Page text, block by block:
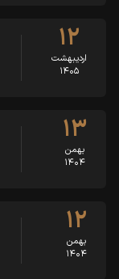
۱۲
اردیبهشت
۱۴۰۵
۱۳
بهمن
۱۴۰۴
۱۲
بهمن
۱۴۰۴